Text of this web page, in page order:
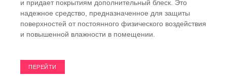
и придает покрытиям дополнительный блеск. Это
надежное средство, предназначенное для защиты
поверхностей от постоянного физического воздействия
и повышенной влажности в помещении.
ПЕРЕЙТИ